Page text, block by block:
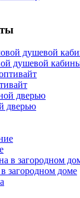
душевой
дверью
загородном доме